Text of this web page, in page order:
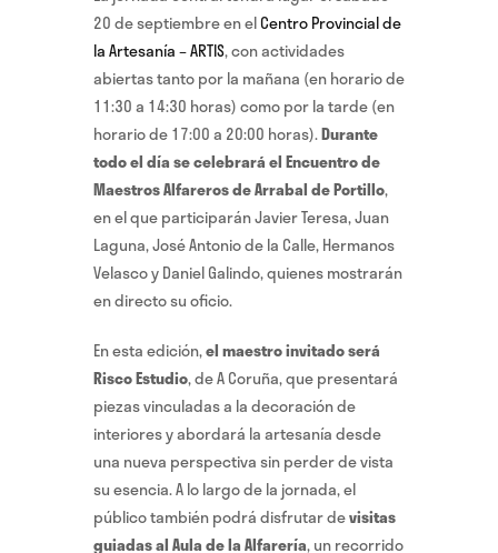
20 de septiembre en elCentro Provincial de
la Artesanía – ARTIS, con actividades
abiertas tanto por la mañana (en horario de
11:30 a 14:30 horas) como por la tarde (en
horario de 17:00 a 20:00 horas).Durante
todo el día se celebrará el Encuentro de
Maestros Alfareros de Arrabal de Portillo,
en el que participarán Javier Teresa, Juan
Laguna, José Antonio de la Calle, Hermanos
Velasco y Daniel Galindo, quienes mostrarán
en directo su oficio.
En esta edición,el maestro invitado será
Risco Estudio, de A Coruña, que presentará
piezas vinculadas a la decoración de
interiores y abordará la artesanía desde
una nueva perspectiva sin perder de vista
su esencia. A lo largo de la jornada, el
público también podrá disfrutar devisitas
guiadas al Aula de la Alfarería, un recorrido